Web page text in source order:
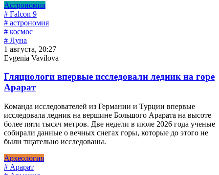
Астрономия
# Falcon 9
# астрономия
# космос
# Луна
1 августа, 20:27
Evgenia Vavilova
Гляциологи впервые исследовали ледник на горе
Арарат
Команда исследователей из Германии и Турции впервые
исследовала ледник на вершине Большого Арарата на высоте
более пяти тысяч метров. Две недели в июле 2026 года ученые
собирали данные о вечных снегах горы, которые до этого не
были тщательно исследованы.
Археология
# Арарат